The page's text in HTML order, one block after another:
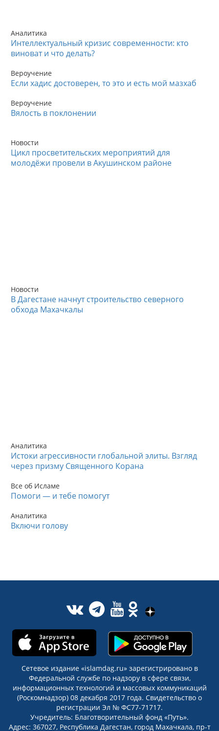
Аналитика
Интеллектуальный кризис современности: кто
виноват и что делать?
Вероучение
Если хадис достоверен, то это и есть мой мазхаб
Вероучение
Вялость в поклонении
Новости
Цикл просветительских мероприятий для
молодёжи провели в Акушинском районе
Новости
В Дагестане начнут строительство северного
обхода Махачкалы
Аналитика
Истоки агрессивности глобальной элиты. Взгляд
через призму Священного Корана
Все об Исламе
Помоги — и тебе помогут
Аналитика
Включи голову
Сетевое издание «islamdag.ru» зарегистрировано в
Федеральной службе по надзору в сфере связи,
информационных технологий и массовых коммуникаций
(Роскомнадзор) 08 декабря 2017 года. Свидетельство о
регистрации Эл № ФС77-71717.
Учредитель: Благотворительный фонд «Путь».
Адрес: 367027, Республика Дагестан, город Махачкала, пр-т